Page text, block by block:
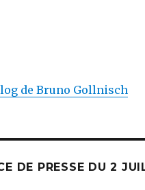
de Bruno Gollnisch
DE PRESSE DU 2